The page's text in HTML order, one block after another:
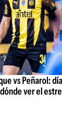
vs Peñarol:
ver el